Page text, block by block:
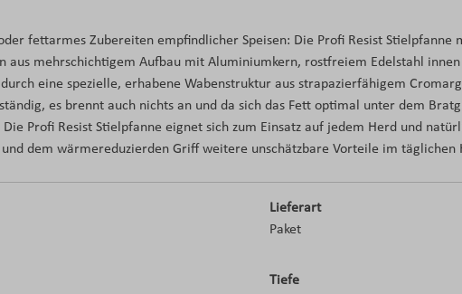
fettarmes Zubereiten empfindlicher Speisen: Die Profi Resist Stielpfanne
mehrschichtigem Aufbau mit Aluminiumkern, rostfreiem Edelstahl
eine spezielle, erhabene Wabenstruktur aus strapazierfähigem
es brennt auch nichts an und da sich das Fett optimal unter dem
Profi Resist Stielpfanne eignet sich zum Einsatz auf jedem Herd und
dem wärmereduzierden Griff weitere unschätzbare Vorteile im täglichen
Lieferart
Paket
Tiefe